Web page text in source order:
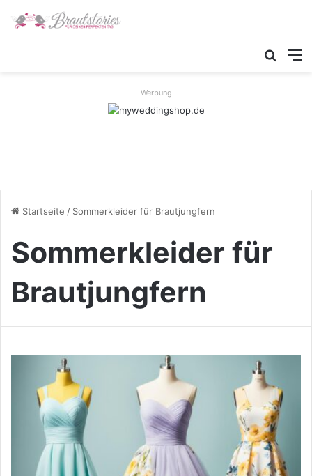
Werbung
Startseite / Sommerkleider für Brautjungfern
Sommerkleider für
Brautjungfern